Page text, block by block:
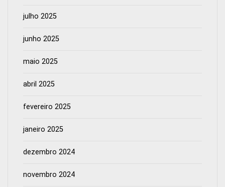
julho 2025
junho 2025
maio 2025
abril 2025
fevereiro 2025
janeiro 2025
dezembro 2024
novembro 2024